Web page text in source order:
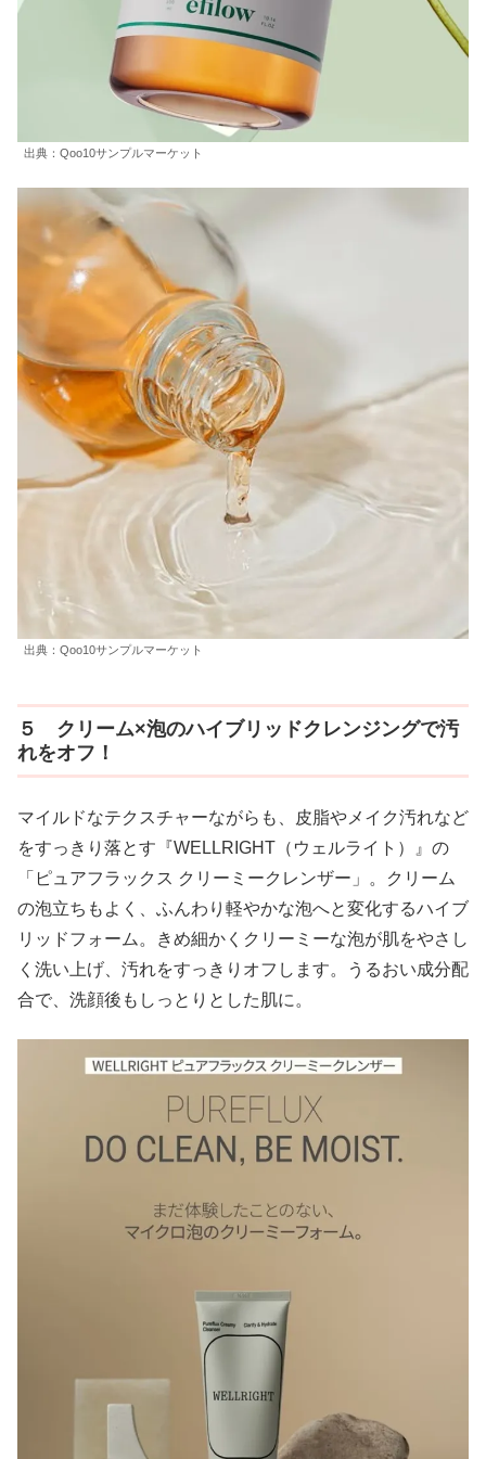
出典：Qoo10サンプルマーケット
出典：Qoo10サンプルマーケット
５ クリーム×泡のハイブリッドクレンジングで汚
れをオフ！
マイルドなテクスチャーながらも、皮脂やメイク汚れなど
をすっきり落とす『WELLRIGHT（ウェルライト）』の
「ピュアフラックス クリーミークレンザー」。クリーム
の泡立ちもよく、ふんわり軽やかな泡へと変化するハイブ
リッドフォーム。きめ細かくクリーミーな泡が肌をやさし
く洗い上げ、汚れをすっきりオフします。うるおい成分配
合で、洗顔後もしっとりとした肌に。